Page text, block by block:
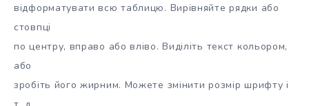
відформатувати всю таблицю. Вирівняйте рядки або
стовпці
по центру, вправо або вліво. Виділіть текст кольором,
або
зробіть його жирним. Можете змінити розмір шрифту і